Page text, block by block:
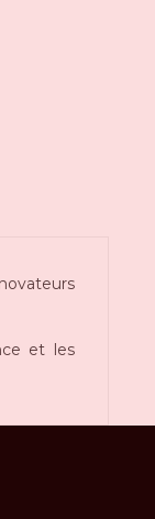
et les